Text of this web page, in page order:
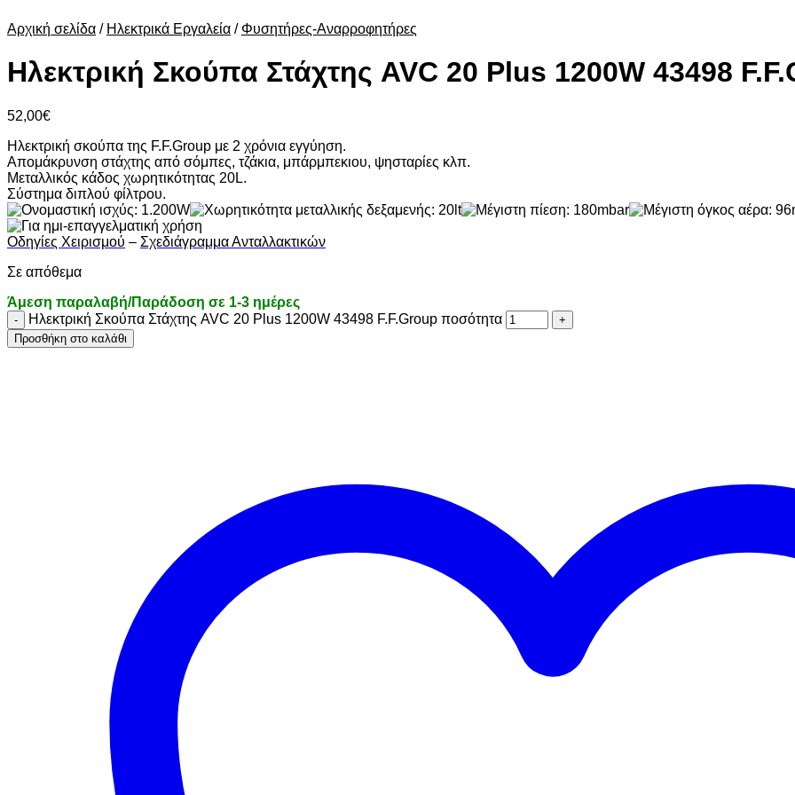
Αρχική σελίδα / Ηλεκτρικά Εργαλεία / Φυσητήρες-Αναρροφητήρες
Ηλεκτρική Σκούπα Στάχτης AVC 20 Plus 1200W 43498
52,00€
Ηλεκτρική σκούπα της F.F.Group με 2 χρόνια εγγύηση.
Απομάκρυνση στάχτης από σόμπες, τζάκια, μπάρμπεκιου, ψησταρίες κλπ.
Μεταλλικός κάδος χωρητικότητας 20L.
Σύστημα διπλού φίλτρου.
Οδηγίες Χειρισμού – Σχεδιάγραμμα Ανταλλακτικών
Σε απόθεμα
Άμεση παραλαβή/Παράδοση σε 1-3 ημέρες
Ηλεκτρική Σκούπα Στάχτης AVC 20 Plus 1200W 43498 F.F.Group ποσότητα
Προσθήκη στο καλάθι